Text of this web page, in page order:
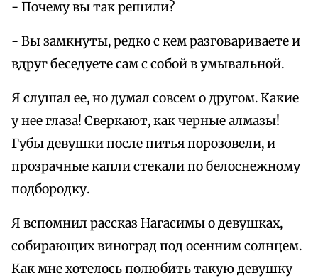
- Почему вы так решили?
- Вы замкнуты, редко с кем разговариваете и
вдруг беседуете сам с собой в умывальной.
Я слушал ее, но думал совсем о другом. Какие
у нее глаза! Сверкают, как черные алмазы!
Губы девушки после питья порозовели, и
прозрачные капли стекали по белоснежному
подбородку.
Я вспомнил рассказ Нагасимы о девушках,
собирающих виноград под осенним солнцем.
Как мне хотелось полюбить такую девушку